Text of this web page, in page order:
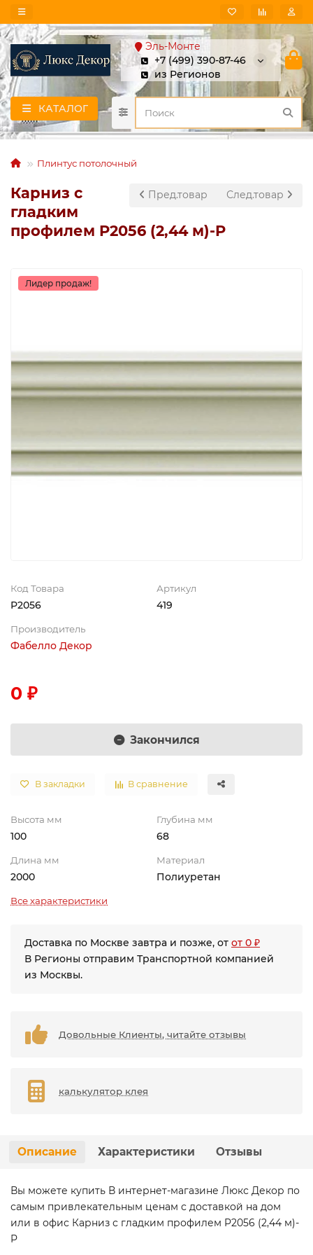
Эль-Монте
+7 (499) 390-87-46
из Регионов
КАТАЛОГ
Плинтус потолочный
Пред.товар След.товар
Карниз с
гладким
профилем P2056 (2,44 м)-P
Лидер продаж!
Код Товара
P2056
Артикул
419
Производитель
Фабелло Декор
0 ₽
Закончился
В закладки В сравнение
Высота мм
100
Глубина мм
68
Длина мм
2000
Материал
Полиуретан
Все характеристики
Доставка по Москве завтра и позже, от от 0 ₽
В Регионы отправим Транспортной компанией
из Москвы.
Довольные Клиенты, читайте отзывы
калькулятор клея
Описание Характеристики Отзывы
Вы можете купить В интернет-магазине Люкс Декор по
самым привлекательным ценам с доставкой на дом
или в офис Карниз с гладким профилем P2056 (2,44 м)-
P